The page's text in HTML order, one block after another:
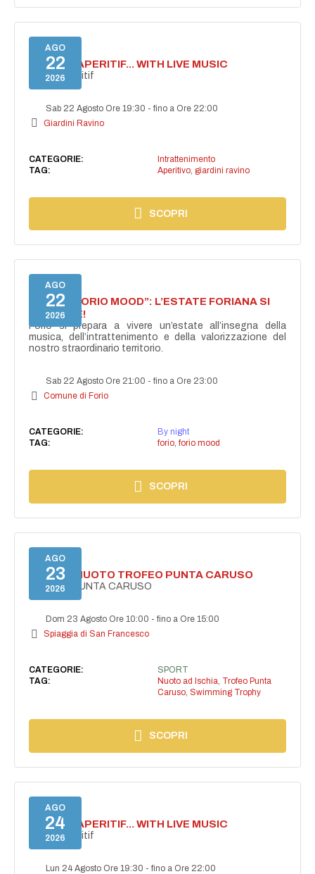
AGO
22
2026
SECRET APERITIF... WITH LIVE MUSIC
Secret aperitif
Sab 22 Agosto Ore 19:30 -fino a Ore 22:00
Giardini Ravino
CATEGORIE:
Intrattenimento
TAG:
Aperitivo, giardini ravino
SCOPRI
AGO
22
2026
NASCE “FORIO MOOD”: L’ESTATE FORIANA SI
ACCENDE!
Forio si prepara a vivere un’estate all’insegna della
musica, dell’intrattenimento e della valorizzazione del
nostro straordinario territorio.
Sab 22 Agosto Ore 21:00 -fino a Ore 23:00
Comune di Forio
CATEGORIE:
By night
TAG:
forio, forio mood
SCOPRI
AGO
23
2026
GARA DI NUOTO TROFEO PUNTA CARUSO
TROFEO PUNTA CARUSO
Dom 23 Agosto Ore 10:00 -fino a Ore 15:00
Spiaggia di San Francesco
CATEGORIE:
SPORT
TAG:
Nuoto ad Ischia, Trofeo Punta
Caruso, Swimming Trophy
SCOPRI
AGO
24
2026
SECRET APERITIF... WITH LIVE MUSIC
Secret aperitif
Lun 24 Agosto Ore 19:30 -fino a Ore 22:00